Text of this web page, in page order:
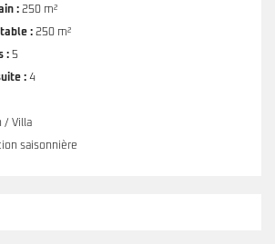
: 250 m²
: 250 m²
: 5
: 4
/ Villa
saisonnière